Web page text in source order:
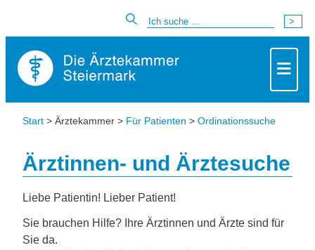
Start > Ärztekammer > Für Patienten > Ordinationssuche
Ärztinnen- und Ärztesuche
Liebe Patientin! Lieber Patient!
Sie brauchen Hilfe? Ihre Ärztinnen und Ärzte sind für
Sie da.